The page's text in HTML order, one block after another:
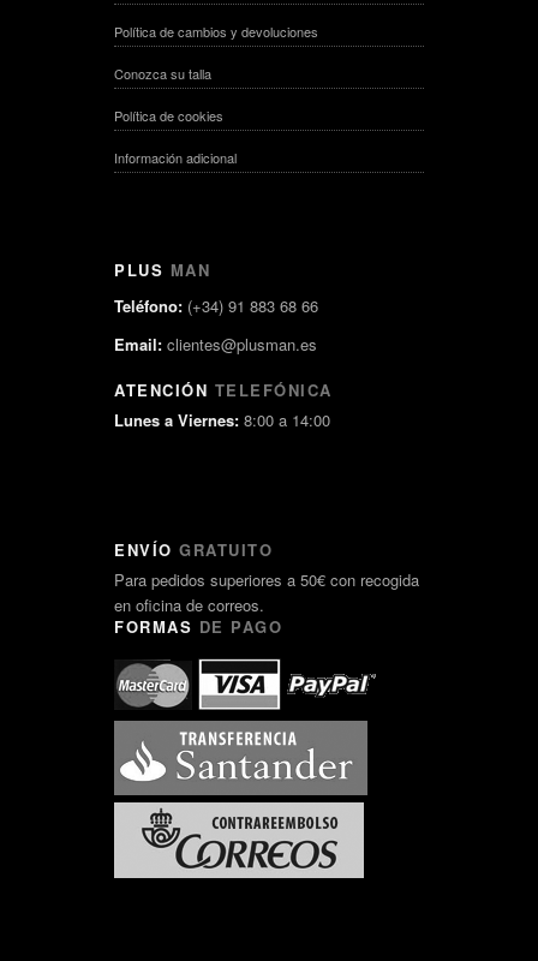
Política de cambios y devoluciones
Conozca su talla
Política de cookies
Información adicional
PLUS MAN
Teléfono: (+34) 91 883 68 66
Email: clientes@plusman.es
ATENCIÓN TELEFÓNICA
Lunes a Viernes: 8:00 a 14:00
ENVÍO GRATUITO
Para pedidos superiores a 50€ con recogida
en oficina de correos.
FORMAS DE PAGO